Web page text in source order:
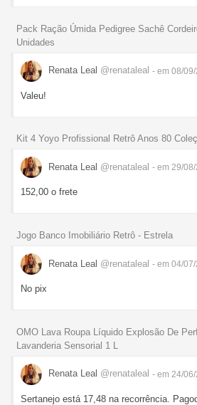
Pack Ração Úmida Pedigree Sachê
Unidades
Renata Leal @renataleal - em 08/
Valeu!
Kit 4 Yoyo Profissional Retrô Anos 80
Renata Leal @renataleal - em 29/
152,00 o frete
Jogo Banco Imobiliário Retrô - Estrela
Renata Leal @renataleal - em 04/
No pix
OMO Lava Roupa Líquido Explosão De
Lavanderia Sensorial 1 L
Renata Leal @renataleal - em 24/
Sertanejo está 17,48 na recorrência.